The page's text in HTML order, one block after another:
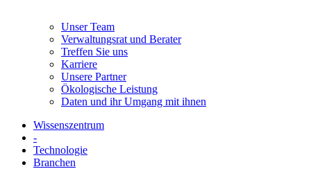
Unser Team
Verwaltungsrat und Berater
Treffen Sie uns
Karriere
Unsere Partner
Ökologische Leistung
Daten und ihr Umgang mit ihnen
Wissenszentrum
-
Technologie
Branchen